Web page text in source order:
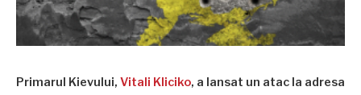
Primarul Kievului, Vitali Kliciko, a lansat un atac la adresa